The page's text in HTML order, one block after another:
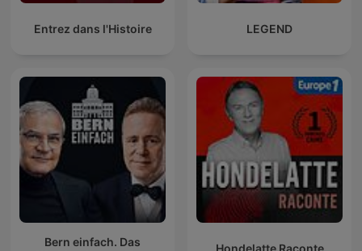
Entrez dans l'Histoire LEGEND
Bern einfach. Das